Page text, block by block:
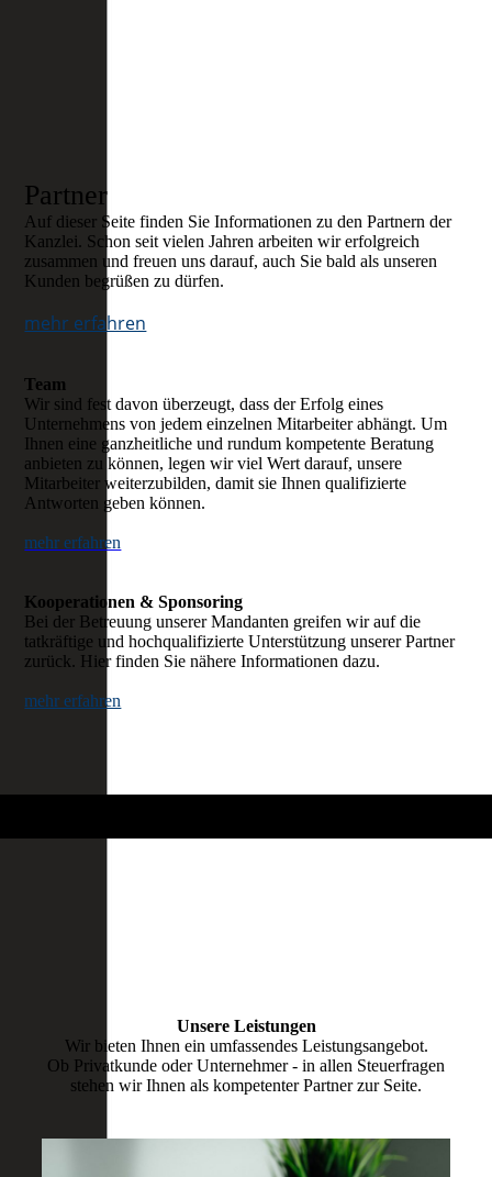
Partner
Auf dieser Seite finden Sie Informationen zu den Partnern der
Kanzlei. Schon seit vielen Jahren arbeiten wir erfolgreich
zusammen und freuen uns darauf, auch Sie bald als unseren
Kunden begrüßen zu dürfen.
mehr erfahren
Team
Wir sind fest davon überzeugt, dass der Erfolg eines
Unternehmens von jedem einzelnen Mitarbeiter abhängt. Um
Ihnen eine ganzheitliche und rundum kompetente Beratung
anbieten zu können, legen wir viel Wert darauf, unsere
Mitarbeiter weiterzubilden, damit sie Ihnen qualifizierte
Antworten geben können.
mehr erfahren
Kooperationen & Sponsoring
Bei der Betreuung unserer Mandanten greifen wir auf die
tatkräftige und hochqualifizierte Unterstützung unserer Partner
zurück. Hier finden Sie nähere Informationen dazu.
mehr erfahren
Unsere Leistungen
Wir bieten Ihnen ein umfassendes Leistungsangebot.
Ob Privatkunde oder Unternehmer - in allen Steuerfragen
stehen wir Ihnen als kompetenter Partner zur Seite.